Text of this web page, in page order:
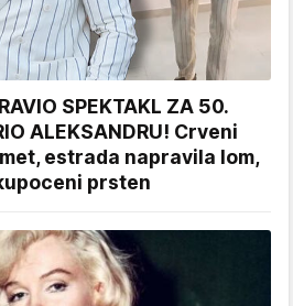
SPEKTAKL ZA 50.
ALEKSANDRU! Crveni
estrada napravila lom,
prsten